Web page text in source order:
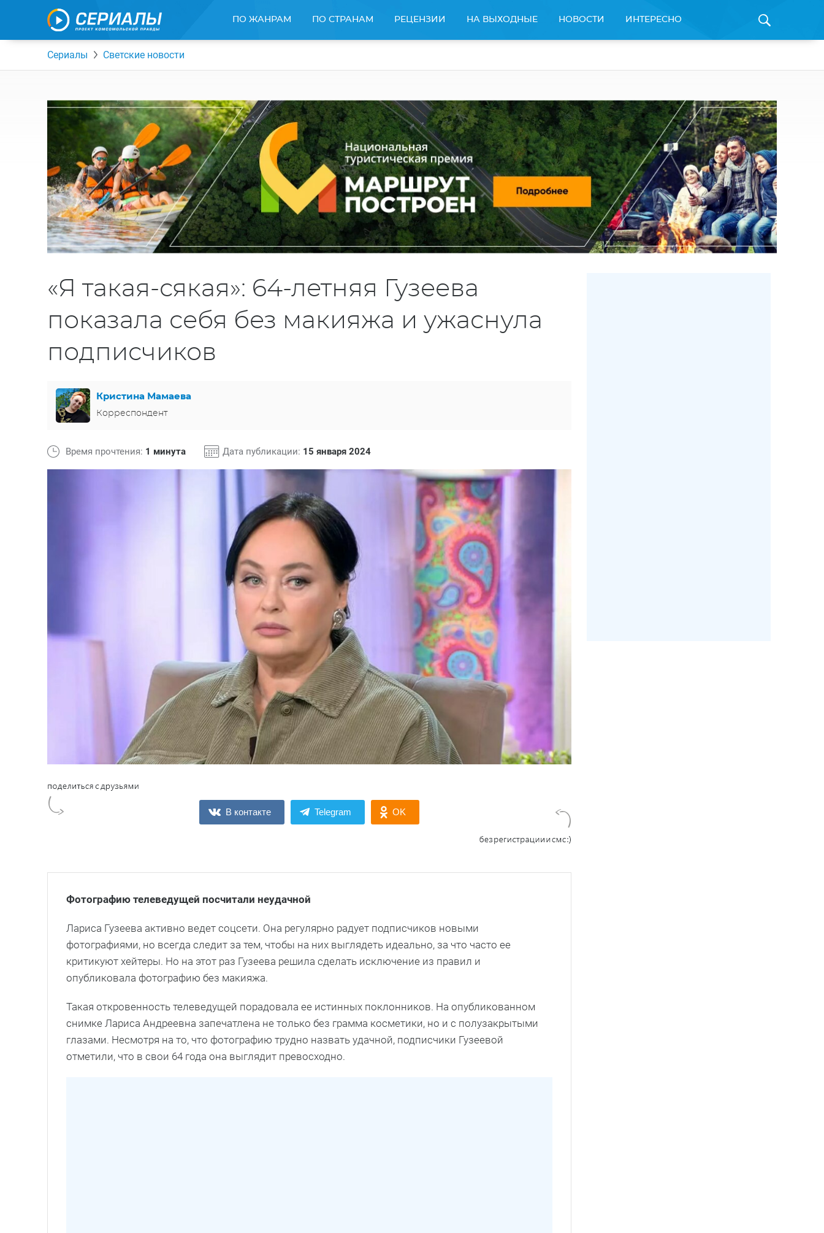
ПО ЖАНРАМ ПО СТРАНАМ РЕЦЕНЗИИ НА ВЫХОДНЫЕ НОВОСТИ ИНТЕРЕСНО
Сериалы Светские новости
«Я такая-сякая»: 64-летняя Гузеева
показала себя без макияжа и ужаснула
подписчиков
Кристина Мамаева
Корреспондент
Время прочтения: 1 минута Дата публикации: 15 января 2024
В контакте Telegram OK
Фотографию телеведущей посчитали неудачной
Лариса Гузеева активно ведет соцсети. Она регулярно радует подписчиков новыми
фотографиями, но всегда следит за тем, чтобы на них выглядеть идеально, за что часто ее
критикуют хейтеры. Но на этот раз Гузеева решила сделать исключение из правил и
опубликовала фотографию без макияжа.
Такая откровенность телеведущей порадовала ее истинных поклонников. На опубликованном
снимке Лариса Андреевна запечатлена не только без грамма косметики, но и с полузакрытыми
глазами. Несмотря на то, что фотографию трудно назвать удачной, подписчики Гузеевой
отметили, что в свои 64 года она выглядит превосходно.